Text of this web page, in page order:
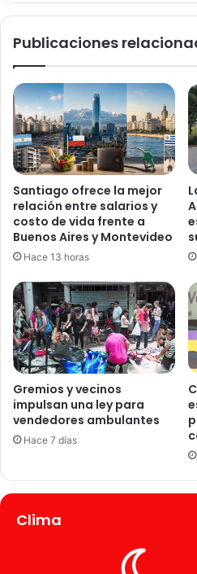
r
y
t
o
p
a
r
i
n
t
r
v
e
n
i
r
F
o
r
m
o
o
e
r
n
o
d
e
n
v
r
“
a
v
i
o
n
e
s
c
s
Publicaciones
Santiago ofrece la mejor
relación entre salarios y
costo de vida frente a
Buenos Aires y Montevideo
Hace 13 horas
Gremios y vecinos
impulsan una ley para
vendedores ambulantes
Hace 7 días
Clima